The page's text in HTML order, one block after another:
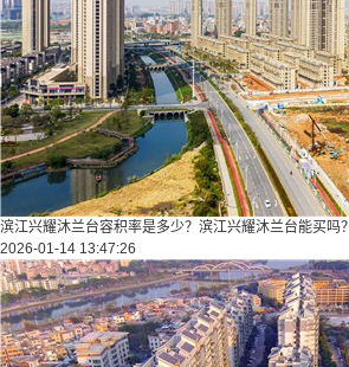
滨江兴耀沐兰台容积率是多少？滨江兴耀沐兰台能买吗？
2026-01-14 13:47:26